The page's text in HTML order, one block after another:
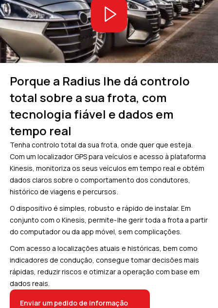
Porque a Radius lhe dá controlo
total sobre a sua frota, com
tecnologia fiável e dados em
tempo real
Tenha controlo total da sua frota, onde quer que esteja.
Com um localizador GPS para veículos e acesso à plataforma
Kinesis, monitoriza os seus veículos em tempo real e obtém
dados claros sobre o comportamento dos condutores,
histórico de viagens e percursos.
O dispositivo é simples, robusto e rápido de instalar. Em
conjunto com o Kinesis, permite-lhe gerir toda a frota a partir
do computador ou da app móvel, sem complicações.
Com acesso a localizações atuais e históricas, bem como
indicadores de condução, consegue tomar decisões mais
rápidas, reduzir riscos e otimizar a operação com base em
dados reais.
Enviar um pedido de informação